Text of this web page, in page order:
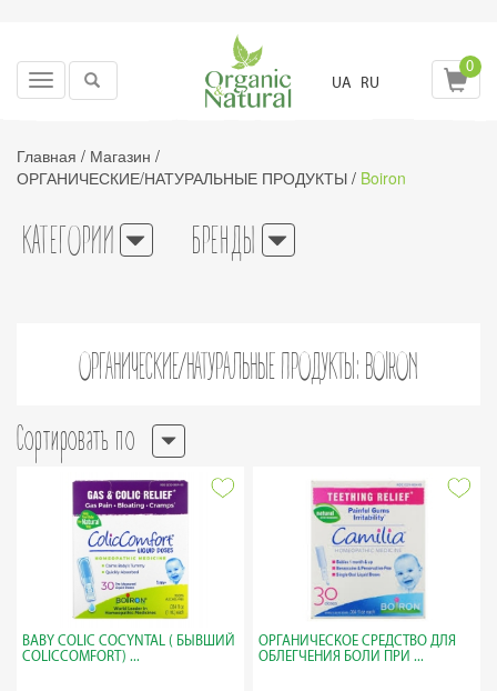
Toggle
UA RU
0
Главная / Магазин /
ОРГАНИЧЕСКИЕ/НАТУРАЛЬНЫЕ ПРОДУКТЫ / Boiron
КАТЕГОРИИ БРЕНДЫ
ОРГАНИЧЕСКИЕ/НАТУРАЛЬНЫЕ ПРОДУКТЫ: BOIRON
Сортировать по
BABY COLIC COCYNTAL ( БЫВШИЙ
COLICCOMFORT) ...
ОРГАНИЧЕСКОЕ СРЕДСТВО ДЛЯ
ОБЛЕГЧЕНИЯ БОЛИ ПРИ ...